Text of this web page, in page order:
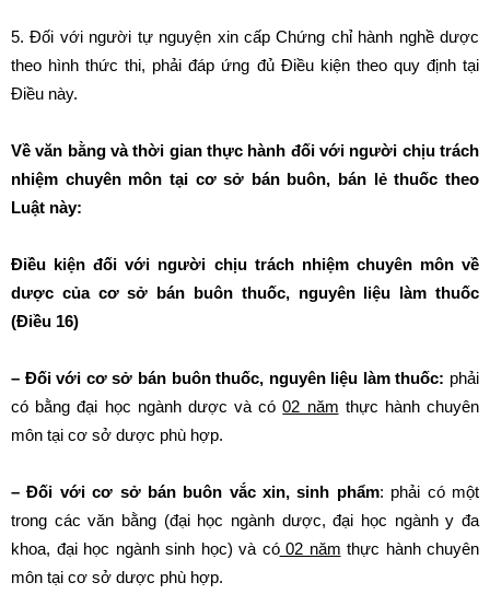
5. Đối với người tự nguyện xin cấp Chứng chỉ hành nghề dược
theo hình thức thi, phải đáp ứng đủ Điều kiện theo quy định tại
Điều này.
Về văn bằng và thời gian thực hành đối với người chịu trách
nhiệm chuyên môn tại cơ sở bán buôn, bán lẻ thuốc theo
Luật này:
Điều kiện đối với người chịu trách nhiệm chuyên môn về
dược của cơ sở bán buôn thuốc, nguyên liệu làm thuốc
(Điều 16)
– Đối với cơ sở bán buôn thuốc, nguyên liệu làm thuốc: phải
có bằng đại học ngành dược và có02 năm thực hành chuyên
môn tại cơ sở dược phù hợp.
– Đối với cơ sở bán buôn vắc xin, sinh phẩm: phải có một
trong các văn bằng (đại học ngành dược, đại học ngành y đa
khoa, đại học ngành sinh học) và có02 năm thực hành chuyên
môn tại cơ sở dược phù hợp.